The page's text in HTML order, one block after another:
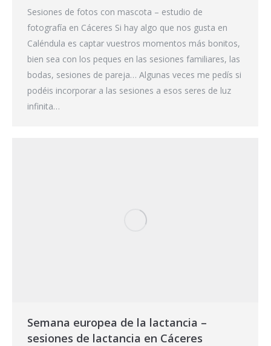
Sesiones de fotos con mascota – estudio de
fotografía en Cáceres Si hay algo que nos gusta en
Caléndula es captar vuestros momentos más bonitos,
bien sea con los peques en las sesiones familiares, las
bodas, sesiones de pareja… Algunas veces me pedís si
podéis incorporar a las sesiones a esos seres de luz
infinita…
Semana europea de la lactancia –
sesiones de lactancia en Cáceres